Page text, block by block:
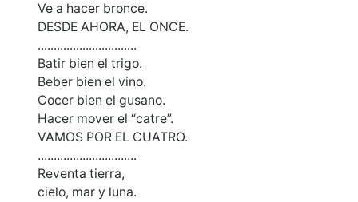
Ve a hacer bronce.
DESDE AHORA, EL ONCE.
...............................
Batir bien el trigo.
Beber bien el vino.
Cocer bien el gusano.
Hacer mover el “catre”.
VAMOS POR EL CUATRO.
...............................
Reventa tierra,
cielo, mar y luna.